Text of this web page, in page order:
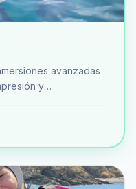
avanzadas
y